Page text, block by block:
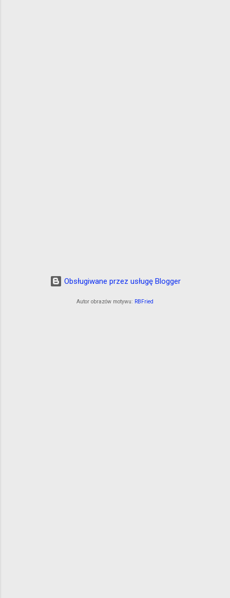
Obsługiwane przez usługę Blogger
Autor obrazów motywu: RBFried